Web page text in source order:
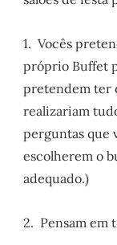
1. Vocês
próprio Buffet
pretendem ter
realizariam
perguntas que
escolherem o
adequado.)
2. Pensam em